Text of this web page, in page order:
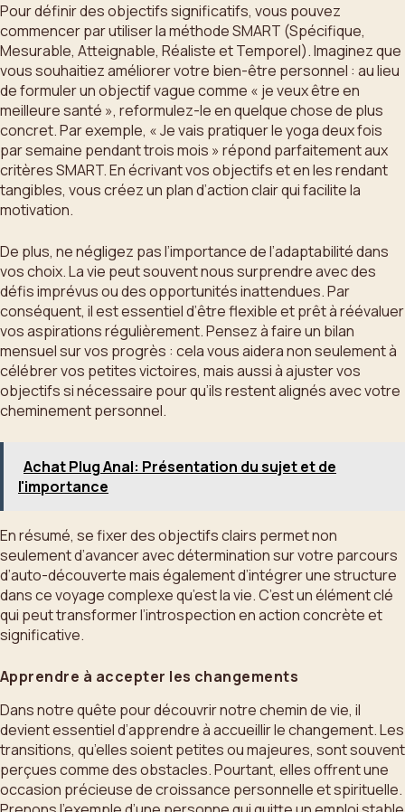
Pour définir des objectifs significatifs, vous pouvez
commencer par utiliser la méthode SMART (Spécifique,
Mesurable, Atteignable, Réaliste et Temporel). Imaginez que
vous souhaitiez améliorer votre bien-être personnel : au lieu
de formuler un objectif vague comme « je veux être en
meilleure santé », reformulez-le en quelque chose de plus
concret. Par exemple, « Je vais pratiquer le yoga deux fois
par semaine pendant trois mois » répond parfaitement aux
critères SMART. En écrivant vos objectifs et en les rendant
tangibles, vous créez un plan d’action clair qui facilite la
motivation.
De plus, ne négligez pas l’importance de l’adaptabilité dans
vos choix. La vie peut souvent nous surprendre avec des
défis imprévus ou des opportunités inattendues. Par
conséquent, il est essentiel d’être flexible et prêt à réévaluer
vos aspirations régulièrement. Pensez à faire un bilan
mensuel sur vos progrès : cela vous aidera non seulement à
célébrer vos petites victoires, mais aussi à ajuster vos
objectifs si nécessaire pour qu’ils restent alignés avec votre
cheminement personnel.
Achat Plug Anal: Présentation du sujet et de
l'importance
En résumé, se fixer des objectifs clairs permet non
seulement d’avancer avec détermination sur votre parcours
d’auto-découverte mais également d’intégrer une structure
dans ce voyage complexe qu’est la vie. C’est un élément clé
qui peut transformer l’introspection en action concrète et
significative.
Apprendre à accepter les changements
Dans notre quête pour découvrir notre chemin de vie, il
devient essentiel d’apprendre à accueillir le changement. Les
transitions, qu’elles soient petites ou majeures, sont souvent
perçues comme des obstacles. Pourtant, elles offrent une
occasion précieuse de croissance personnelle et spirituelle.